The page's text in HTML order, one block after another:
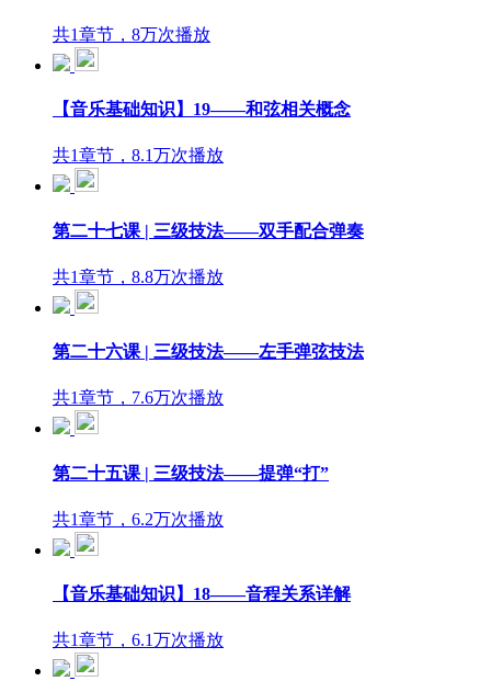
共1章节，8万次播放
【音乐基础知识】19——和弦相关概念
共1章节，8.1万次播放
第二十七课 | 三级技法——双手配合弹奏
共1章节，8.8万次播放
第二十六课 | 三级技法——左手弹弦技法
共1章节，7.6万次播放
第二十五课 | 三级技法——提弹“打”
共1章节，6.2万次播放
【音乐基础知识】18——音程关系详解
共1章节，6.1万次播放